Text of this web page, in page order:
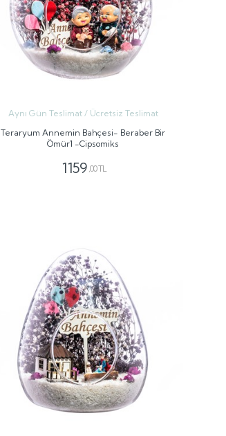
Aynı Gün Teslimat / Ücretsiz Teslimat
Teraryum Annemin Bahçesi- Beraber Bir
Ömür1 -Cipsomiks
1159 ,00 TL